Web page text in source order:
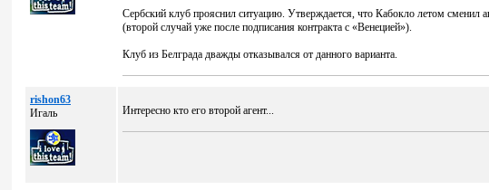
Сербский клуб прояснил ситуацию. Утверждается, что Кабокло летом сменил
(второй случай уже после подписания контракта с «Венецией»).
Клуб из Белграда дважды отказывался от данного варианта.
rishon63
Игаль
Интересно кто его второй агент...